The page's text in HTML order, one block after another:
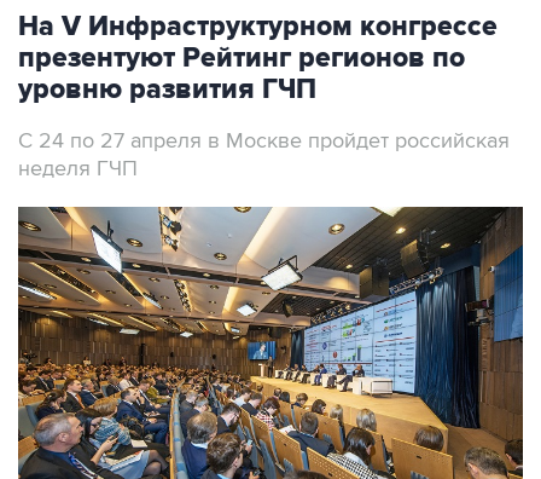
На V Инфраструктурном конгрессе
презентуют Рейтинг регионов по
уровню развития ГЧП
С 24 по 27 апреля в Москве пройдет российская
неделя ГЧП